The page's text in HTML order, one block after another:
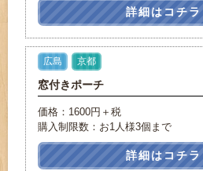
詳細はコチラ
広島 京都
窓付きポーチ
価格：1600円＋税
購入制限数：お1人様3個まで
詳細はコチラ